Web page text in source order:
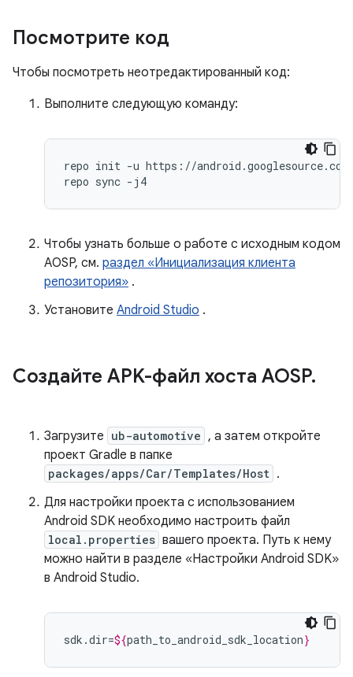
Посмотрите код
Чтобы посмотреть неотредактированный код:
Выполните следующую команду:
repo init -u https://
repo sync -j4
Чтобы узнать больше о работе с исходным кодом
AOSP, см. раздел «Инициализация клиента
репозитория» .
Установите Android Studio .
Создайте APK-файл хоста AOSP.
Загрузите ub-automotive , а затем откройте
проект Gradle в папке
packages/apps/Car/Templates/Host .
Для настройки проекта с использованием
Android SDK необходимо настроить файл
local.properties вашего проекта. Путь к нему
можно найти в разделе «Настройки Android SDK»
в Android Studio.
sdk.dir=${path_to_android_sdk_location}